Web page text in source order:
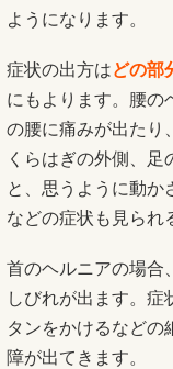
ようになります。
症状の出方はどの部
にもよります。腰の
の腰に痛みが出たり
くらはぎの外側、
と、思うように動か
などの症状も見られ
首のヘルニアの場合
しびれが出ます。症
タンをかけるなどの
障が出てきます。